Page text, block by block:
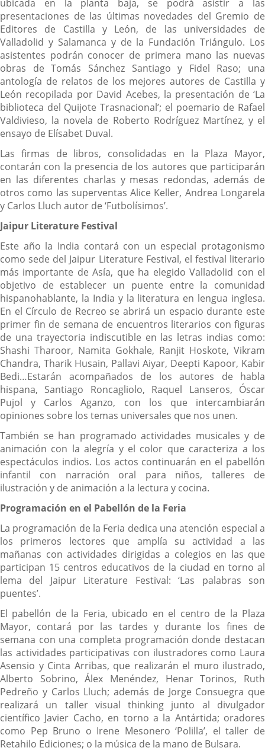
ubicada en la planta baja, se podrá asistir a las
presentaciones de las últimas novedades del Gremio de
Editores de Castilla y León, de las universidades de
Valladolid y Salamanca y de la Fundación Triángulo. Los
asistentes podrán conocer de primera mano las nuevas
obras de Tomás Sánchez Santiago y Fidel Raso; una
antología de relatos de los mejores autores de Castilla y
León recopilada por David Acebes, la presentación de ‘La
biblioteca del Quijote Trasnacional’; el poemario de Rafael
Valdivieso, la novela de Roberto Rodríguez Martínez, y el
ensayo de Elísabet Duval.
Las firmas de libros, consolidadas en la Plaza Mayor,
contarán con la presencia de los autores que participarán
en las diferentes charlas y mesas redondas, además de
otros como las superventas Alice Keller, Andrea Longarela
y Carlos Lluch autor de ‘Futbolísimos’.
Jaipur Literature Festival
Este año la India contará con un especial protagonismo
como sede del Jaipur Literature Festival, el festival literario
más importante de Asía, que ha elegido Valladolid con el
objetivo de establecer un puente entre la comunidad
hispanohablante, la India y la literatura en lengua inglesa.
En el Círculo de Recreo se abrirá un espacio durante este
primer fin de semana de encuentros literarios con figuras
de una trayectoria indiscutible en las letras indias como:
Shashi Tharoor, Namita Gokhale, Ranjit Hoskote, Vikram
Chandra, Tharik Husain, Pallavi Aiyar, Deepti Kapoor, Kabir
Bedi…Estarán acompañados de los autores de habla
hispana, Santiago Roncagliolo, Raquel Lanseros, Óscar
Pujol y Carlos Aganzo, con los que intercambiarán
opiniones sobre los temas universales que nos unen.
También se han programado actividades musicales y de
animación con la alegría y el color que caracteriza a los
espectáculos indios. Los actos continuarán en el pabellón
infantil con narración oral para niños, talleres de
ilustración y de animación a la lectura y cocina.
Programación en el Pabellón de la Feria
La programación de la Feria dedica una atención especial a
los primeros lectores que amplía su actividad a las
mañanas con actividades dirigidas a colegios en las que
participan 15 centros educativos de la ciudad en torno al
lema del Jaipur Literature Festival: ‘Las palabras son
puentes’.
El pabellón de la Feria, ubicado en el centro de la Plaza
Mayor, contará por las tardes y durante los fines de
semana con una completa programación donde destacan
las actividades participativas con ilustradores como Laura
Asensio y Cinta Arribas, que realizarán el muro ilustrado,
Alberto Sobrino, Álex Menéndez, Henar Torinos, Ruth
Pedreño y Carlos Lluch; además de Jorge Consuegra que
realizará un taller visual thinking junto al divulgador
científico Javier Cacho, en torno a la Antártida; oradores
como Pep Bruno o Irene Mesonero ‘Polilla’, el taller de
Retahilo Ediciones; o la música de la mano de Bulsara.